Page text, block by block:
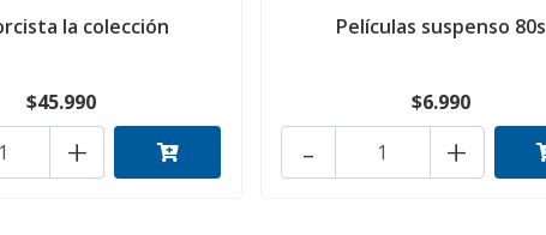
la colección
$45.990
+
Películas suspenso 80s
$6.990
+
-